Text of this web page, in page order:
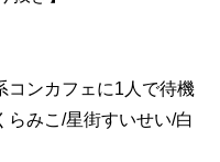
コンカフェに1人で待機
らみこ/星街すいせい/白